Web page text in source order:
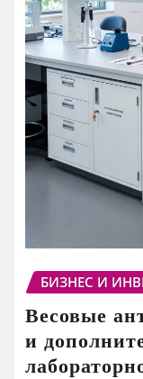
БИЗНЕС И
Весовые
и